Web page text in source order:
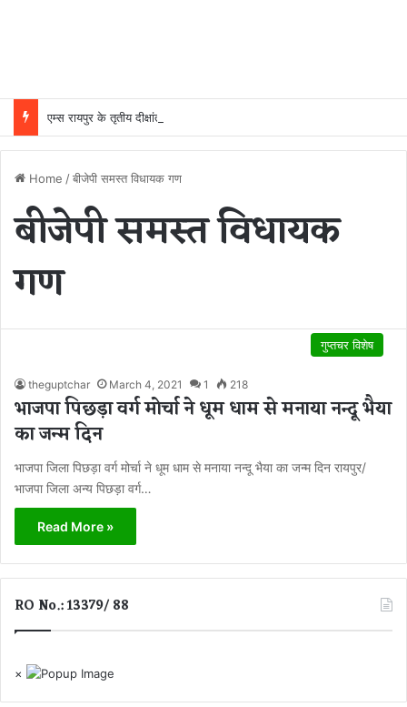
Home /बीजेपी समस्त विधायक गण
बीजेपी समस्त विधायक
गण
गुप्तचर विशेष
theguptchar March 4, 2021 1 218
भाजपा पिछड़ा वर्ग मोर्चा ने धूम धाम से मनाया नन्दू भैया
का जन्म दिन
भाजपा जिला पिछड़ा वर्ग मोर्चा ने धूम धाम से मनाया नन्दू भैया का जन्म दिन रायपुर/
भाजपा जिला अन्य पिछड़ा वर्ग…
Read More »
RO No.: 13379/ 88
×